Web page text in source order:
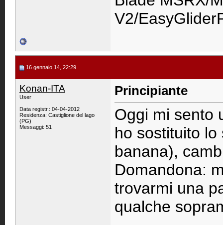
V2/
16 gennaio 14, 22:29
Konan-ITA
User
Data registr.: 04-04-2012
Residenza: Castiglione del lago
(PG)
Messaggi: 51
Principiante
Oggi mi sento
ho sostituito
banana),
Domandona:
trovarmi una
qualche